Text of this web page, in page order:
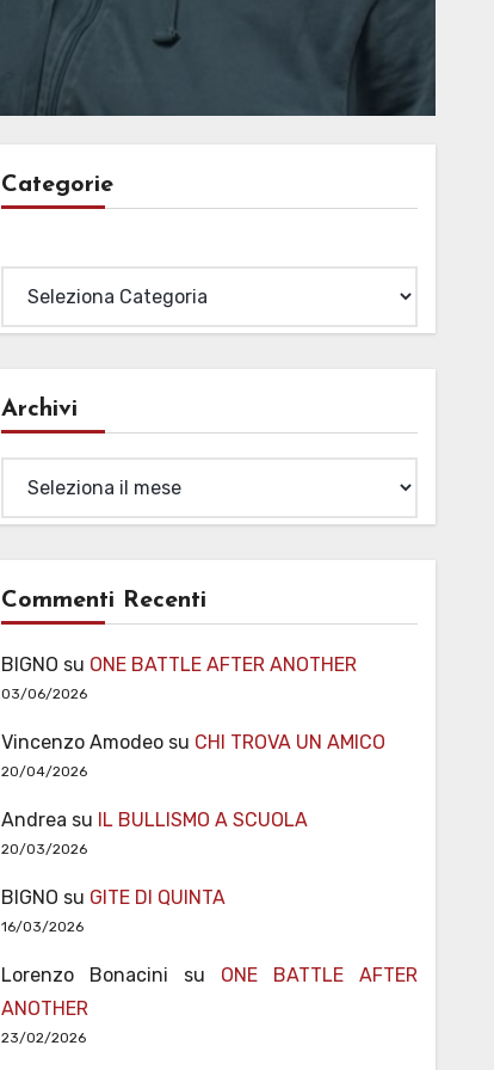
Categorie
Archivi
Commenti Recenti
BIGNO su ONE BATTLE AFTER ANOTHER
03/06/2026
Vincenzo Amodeosu CHI TROVA UN AMICO
20/04/2026
Andrea su IL BULLISMO A SCUOLA
20/03/2026
BIGNO su GITE DI QUINTA
16/03/2026
Lorenzo Bonacini su ONE BATTLE AFTER
ANOTHER
23/02/2026